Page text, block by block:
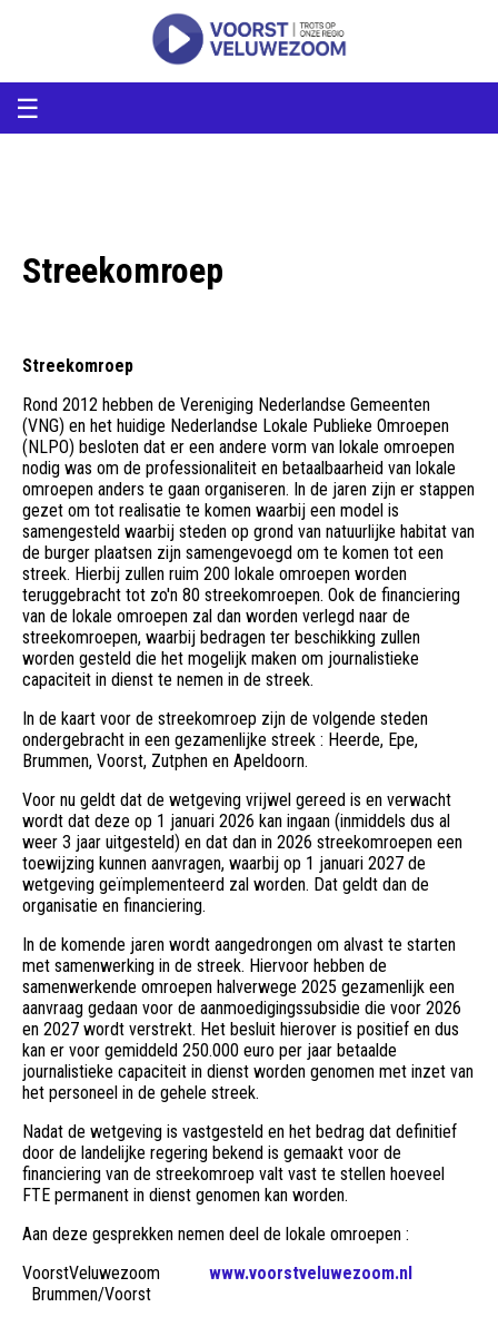
☰
Streekomroep
Streekomroep
Rond 2012 hebben de Vereniging Nederlandse Gemeenten
(VNG) en het huidige Nederlandse Lokale Publieke Omroepen
(NLPO) besloten dat er een andere vorm van lokale omroepen
nodig was om de professionaliteit en betaalbaarheid van lokale
omroepen anders te gaan organiseren. In de jaren zijn er stappen
gezet om tot realisatie te komen waarbij een model is
samengesteld waarbij steden op grond van natuurlijke habitat van
de burger plaatsen zijn samengevoegd om te komen tot een
streek. Hierbij zullen ruim 200 lokale omroepen worden
teruggebracht tot zo'n 80 streekomroepen. Ook de financiering
van de lokale omroepen zal dan worden verlegd naar de
streekomroepen, waarbij bedragen ter beschikking zullen
worden gesteld die het mogelijk maken om journalistieke
capaciteit in dienst te nemen in de streek.
In de kaart voor de streekomroep zijn de volgende steden
ondergebracht in een gezamenlijke streek : Heerde, Epe,
Brummen, Voorst, Zutphen en Apeldoorn.
Voor nu geldt dat de wetgeving vrijwel gereed is en verwacht
wordt dat deze op 1 januari 2026 kan ingaan (inmiddels dus al
weer 3 jaar uitgesteld) en dat dan in 2026 streekomroepen een
toewijzing kunnen aanvragen, waarbij op 1 januari 2027 de
wetgeving geïmplementeerd zal worden. Dat geldt dan de
organisatie en financiering.
In de komende jaren wordt aangedrongen om alvast te starten
met samenwerking in de streek. Hiervoor hebben de
samenwerkende omroepen halverwege 2025 gezamenlijk een
aanvraag gedaan voor de aanmoedigingssubsidie die voor 2026
en 2027 wordt verstrekt. Het besluit hierover is positief en dus
kan er voor gemiddeld 250.000 euro per jaar betaalde
journalistieke capaciteit in dienst worden genomen met inzet van
het personeel in de gehele streek.
Nadat de wetgeving is vastgesteld en het bedrag dat definitief
door de landelijke regering bekend is gemaakt voor de
financiering van de streekomroep valt vast te stellen hoeveel
FTE permanent in dienst genomen kan worden.
Aan deze gesprekken nemen deel de lokale omroepen :
VoorstVeluwezoom www.voorstveluwezoom.nl
Brummen/Voorst